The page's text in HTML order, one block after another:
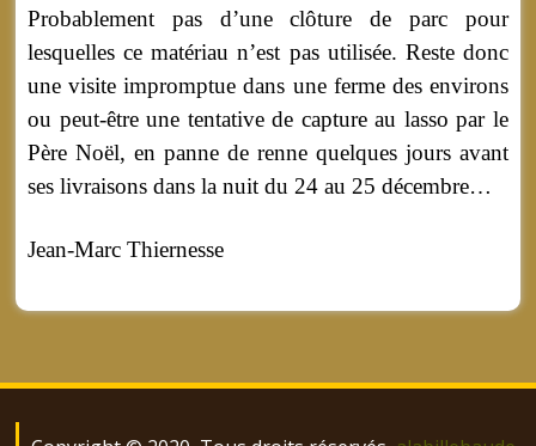
Probablement pas d’une clôture de parc pour
lesquelles ce matériau n’est pas utilisée. Reste donc
une visite impromptue dans une ferme des environs
ou peut-être une tentative de capture au lasso par le
Père Noël, en panne de renne quelques jours avant
ses livraisons dans la nuit du 24 au 25 décembre…
Jean-Marc Thiernesse